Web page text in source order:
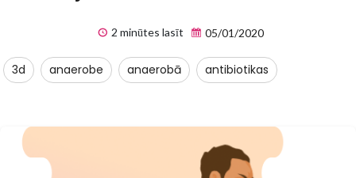
2 minūtes lasīt 05/01/2020
3d anaerobe anaerobā antibiotikas